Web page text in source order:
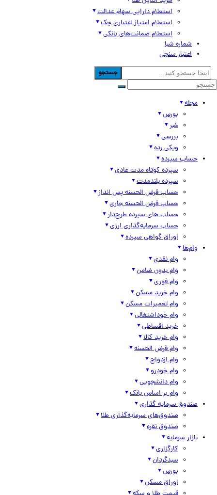
استعلام دارایی سهام عدالت
استعلام امتیاز اعتباری چک
استعلام ضمانت‌های بانکی
شماره شبا
اعتبار سنجی
جستجو
مجله
بورس
خبر
بررسی
ویکی رده
حساب سپرده
سپرده کوتاه مدت عادی
سپرده بلندمدت
حساب قرض الحسنه پس انداز
حساب قرض الحسنه جاری
حساب های سپرده طرح‌دار
حساب سرمایه‌گذاری ارزی
اوراق گواهی سپرده
وام‌ها
وام نقدی
وام بدون ضامن
وام فوری
وام خرید مسکن
وام تعمیرات مسکن
وام خوداشتغالی
خرید اقساطی
وام خرید کالا
وام قرض الحسنه
وام ازدواج
وام خودرو
وام دانشجویی
وام بر اساس بانک
صندوق سرمایه گذاری
صندوق‌های سرمایه‌گذاری طلا
صندوق نقره
بازار سرمایه
کارگزاری
سبدگردان
بورس
اوراق مسکن